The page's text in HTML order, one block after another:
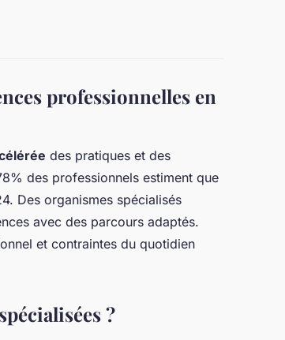
professionnelles en
des pratiques et des
des professionnels estiment que
Des organismes spécialisés
avec des parcours adaptés.
et contraintes du quotidien
?